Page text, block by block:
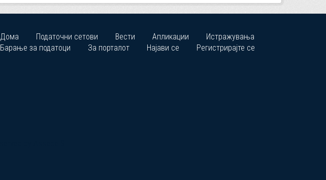
Дома Податочни сетови Вести Апликации
Истражувања
Барање за податоци
За порталот Најави се Регистрирајте се